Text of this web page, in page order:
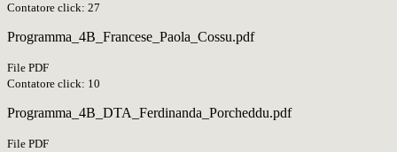
Contatore click: 27
Programma_4B_Francese_Paola_Cossu.pdf
File PDF
Contatore click: 10
Programma_4B_DTA_Ferdinanda_Porcheddu.pdf
File PDF